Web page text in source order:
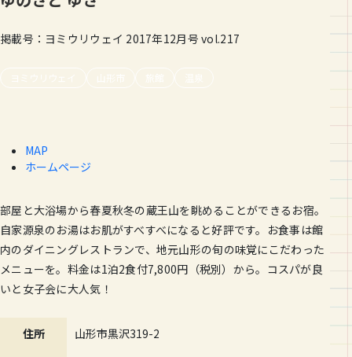
掲載号：ヨミウリウェイ 2017年12月号 vol.217
ヨミウリウェイ 山形市 旅館 温泉
MAP
ホームページ
部屋と大浴場から春夏秋冬の蔵王山を眺めることができるお宿。
自家源泉のお湯はお肌がすべすべになると好評です。お食事は館
内のダイニングレストランで、地元山形の旬の味覚にこだわった
メニューを。料金は1泊2食付7,800円（税別）から。コスパが良
いと女子会に大人気！
住所 山形市黒沢319-2